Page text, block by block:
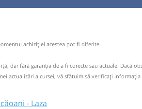
(10 comentarii)
achiziției acestea pot fi diferite.
dar fără garanţia de a fi corecte sau actuale. Dacă
actualizări a cursei, vă sfătuim să verificaţi
- Laza